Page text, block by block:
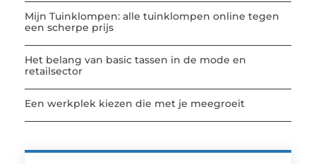
Mijn Tuinklompen: alle tuinklompen online tegen
een scherpe prijs
Het belang van basic tassen in de mode en
retailsector
Een werkplek kiezen die met je meegroeit